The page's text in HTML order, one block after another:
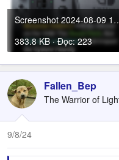
Screenshot
383.8 KB · Đọc: 223
Fallen_Bep
The Warrior of
9/8/24